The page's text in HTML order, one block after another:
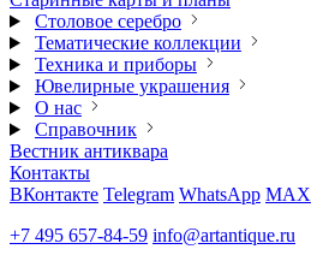
Столовое серебро
Тематические коллекции
Техника и приборы
Ювелирные украшения
О нас
Справочник
Вестник антиквара
Контакты
ВКонтакте Telegram WhatsApp MAX
+7 495 657-84-59 info@artantique.ru